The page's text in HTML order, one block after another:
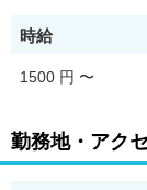
1. 投げ銭100％還
リスナーからの投
をご用意！
時給
1500 円 〜
勤務地・アク